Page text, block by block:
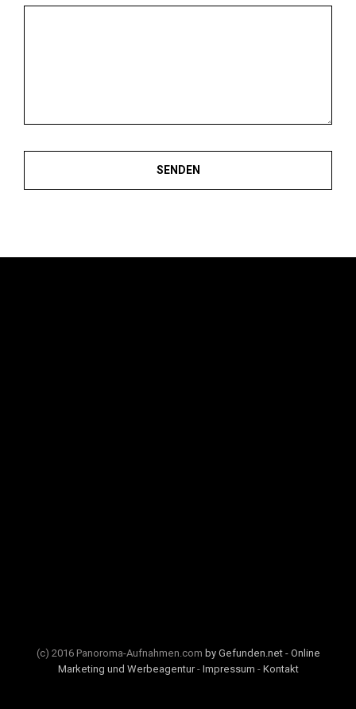
(c) 2016 Panoroma-Aufnahmen.com by Gefunden.net - Online
Marketing und Werbeagentur- Impressum - Kontakt